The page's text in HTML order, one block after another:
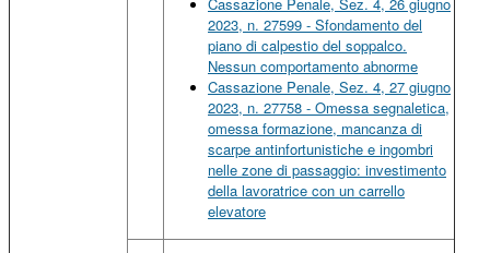
2023, n. 27599 - Sfondamento del
piano di calpestio del soppalco.
Nessun comportamento abnorme
Cassazione Penale, Sez. 4, 27 giugno
2023, n. 27758 - Omessa segnaletica,
omessa formazione, mancanza di
scarpe antinfortunistiche e ingombri
nelle zone di passaggio: investimento
della lavoratrice con un carrello
elevatore